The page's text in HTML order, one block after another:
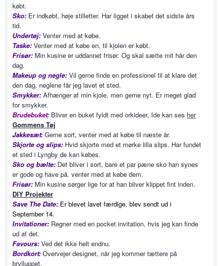
købt.
Sko: Er indkøbt, høje stilletter. Har ligget i skabet det sidste års
tid.
Undertøj: Venter med at købe.
Taske: Venter med at købe en, til kjolen er købt.
Frisør: Min kusine er uddannet frisør. Og skal sætte mit hår den
dag.
Makeup og negle: Vil gerne finde en professionel til at klare det
den dag, neglene får jeg lavet et sted.
Smykker: Afhænger af min kjole, men gerne nyt. Er meget glad
for smykker.
Brudebuket: Bliver en buket fyldt med orkideer, Ide kan ses her
Gommens Tøj
Jakkesæt: Gerne sort, venter med at købe til næste år.
Skjorte og slips: Hvid skjorte med et mørke lilla slips. Har fundet
et sted i Lyngby de kan købes.
Sko og bælte: Det bliver i sort, bare et par pæne sko han synes
er gode og have på. venter med at købe dem.
Frisør: Min kusine sørger lige for at han bliver klippet fint inden.
DIY Projekter
Save The Date: Er blevet lavet færdige, blev sendt ud i
September 14.
Invitationer: Regner med en pocket invitation, hvis jeg kan finde
ud af det.
Favours: Ved det ikke helt endnu.
Bordkort: Overvejer designet, når jeg kommer tættere på
brylluppet.